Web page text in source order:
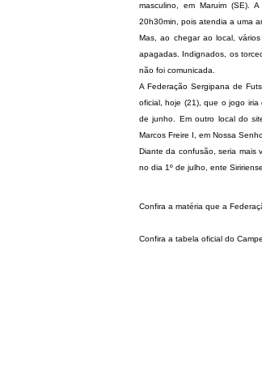
masculino, em Maruim (SE).
20h30min, pois atendia a uma
Mas, ao chegar ao local,
apagadas. Indignados, os
não foi comunicada.
A Federação Sergipana de
oficial, hoje (21), que o jogo iria
de junho. Em outro local do
Marcos Freire I, em Nossa
Diante da confusão, seria mais
no dia 1º de julho, ente
Confira a matéria que a
Confira a tabela oficial do